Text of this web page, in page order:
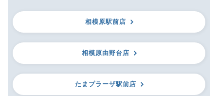
相模原駅前店
相模原由野台店
たまプラーザ駅前店